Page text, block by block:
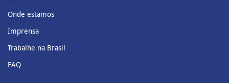
Onde estamos
Imprensa
Trabalhe na Brasil
FAQ